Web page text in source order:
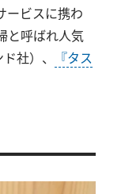
ービスに携わ
と呼ばれ人気
社）、
『タス